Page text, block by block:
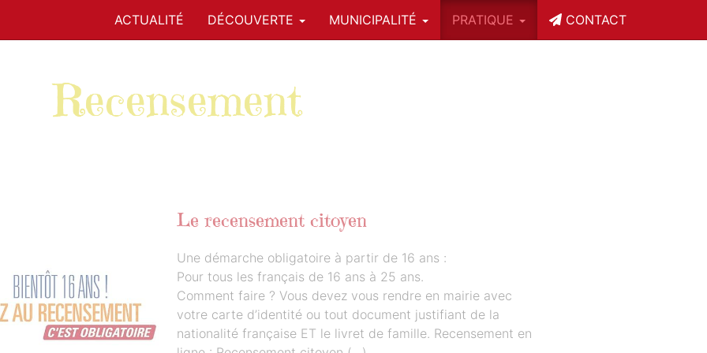
ACTUALITÉ DÉCOUVERTE MUNICIPALITÉ PRATIQUE CONTACT
Recensement
Le recensement citoyen
Une démarche obligatoire à partir de 16 ans :
Pour tous les français de 16 ans à 25 ans.
Comment faire ? Vous devez vous rendre en mairie avec
votre carte d’identité ou tout document justifiant de la
nationalité française ET le livret de famille. Recensement en